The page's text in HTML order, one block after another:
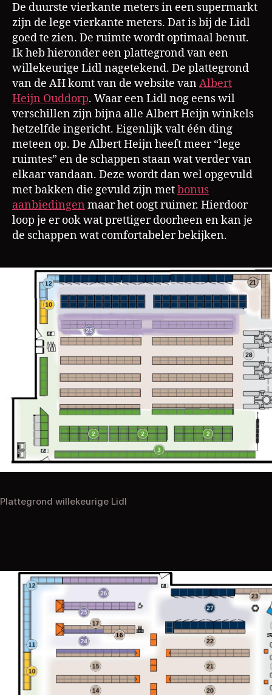
De duurste vierkante meters in een supermarkt
zijn de lege vierkante meters. Dat is bij de Lidl
goed te zien. De ruimte wordt optimaal benut.
Ik heb hieronder een plattegrond van een
willekeurige Lidl nagetekend. De plattegrond
van de AH komt van de website vanAlbert
Heijn Ouddorp. Waar een Lidl nog eens wil
verschillen zijn bijna alle Albert Heijn winkels
hetzelfde ingericht. Eigenlijk valt één ding
meteen op. De Albert Heijn heeft meer “lege
ruimtes” en de schappen staan wat verder van
elkaar vandaan. Deze wordt dan wel opgevuld
met bakken die gevuld zijn metbonus
aanbiedingen maar het oogt ruimer. Hierdoor
loop je er ook wat prettiger doorheen en kan je
de schappen wat comfortabeler bekijken.
Plattegrond willekeurige Lidl